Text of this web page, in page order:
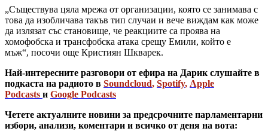
„Съществува цяла мрежа от организации, която се занимава с
това да изобличава такъв тип случаи и вече виждам как може
да излязат със становище, че реакциите са проява на
хомофобска и трансфобска атака срещу Емили, който е
мъж“, посочи още Кристиян Шкварек.
Най-интересните разговори от ефира на Дарик слушайте в
подкаста на радиото в Soundcloud, Spotify, Apple
Podcasts и Google Podcasts
Четете актуалните новини за предсрочните парламентарни
избори, анализи, коментари и всичко от деня на вота: